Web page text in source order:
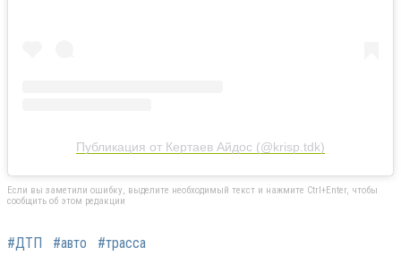
Публикация от Кертаев Айдос (@krisp.tdk)
Если вы заметили ошибку, выделите необходимый текст и нажмите Ctrl+Enter, чтобы
сообщить об этом редакции
#ДТП #авто #трасса